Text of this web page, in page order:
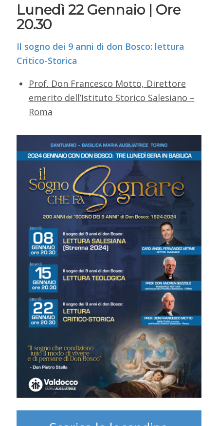
Lunedì 22 Gennaio | Ore
20.30
Il sogno dei 9 anni di don Bosco: lettura
Critico-Storica
Prof. Don Francesco Motto, Direttore
emerito dell’Istituto Storico Salesiano –
Roma